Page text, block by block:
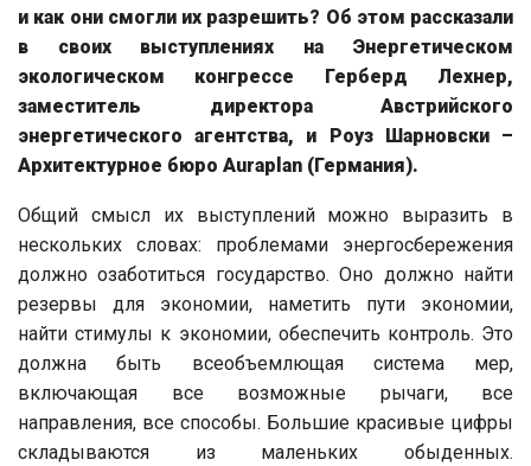
и как они смогли их разрешить? Об этом рассказали
в своих выступлениях на Энергетическом
экологическом конгрессе Герберд Лехнер,
заместитель директора Австрийского
энергетического агентства, и Роуз Шарновски –
Архитектурное бюро Auraplan (Германия).
Общий смысл их выступлений можно выразить в
нескольких словах: проблемами энергосбережения
должно озаботиться государство. Оно должно найти
резервы для экономии, наметить пути экономии,
найти стимулы к экономии, обеспечить контроль. Это
должна быть всеобъемлющая система мер,
включающая все возможные рычаги, все
направления, все способы. Большие красивые цифры
складываются из маленьких обыденных.